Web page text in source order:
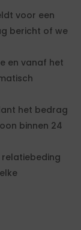
voor een
bericht of we
en vanaf het
het bedrag
binnen 24
relatiebeding